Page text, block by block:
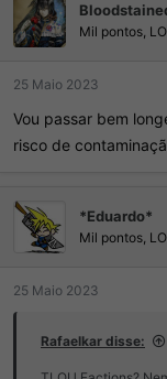
õ
e
s
Mil pontos,
25 Maio 2023
Vou passar bem
risco de
*Eduardo*
Mil pontos,
25 Maio 2023
Rafaelkar disse: